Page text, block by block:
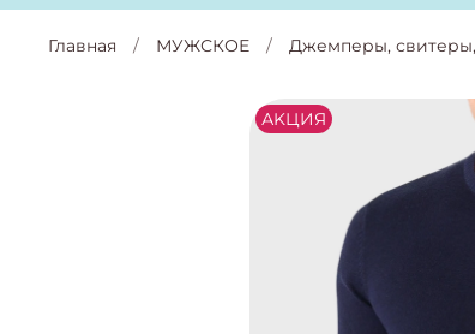
Главная МУЖСКОЕ Джемперы,
АKЦИЯ